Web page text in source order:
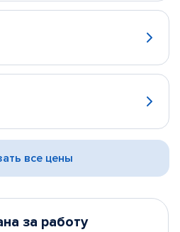
все цены
за работу